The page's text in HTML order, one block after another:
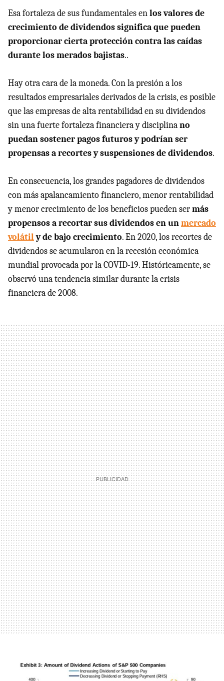
Esa fortaleza de sus fundamentales enlos valores de
crecimiento de dividendos significa que pueden
proporcionar cierta protección contra las caídas
durante los merados bajistas..
Hay otra cara de la moneda. Con la presión a los
resultados empresariales derivados de la crisis, es posible
que las empresas de alta rentabilidad en su dividendos
sin una fuerte fortaleza financiera y disciplinano
puedan sostener pagos futuros y podrían ser
propensas a recortes y suspensiones de dividendos.
En consecuencia, los grandes pagadores de dividendos
con más apalancamiento financiero, menor rentabilidad
y menor crecimiento de los beneficios pueden sermás
propensos a recortar sus dividendos en unmercado
volátily de bajo crecimiento. En 2020, los recortes de
dividendos se acumularon en la recesión económica
mundial provocada por la COVID-19. Históricamente, se
observó una tendencia similar durante la crisis
financiera de 2008.